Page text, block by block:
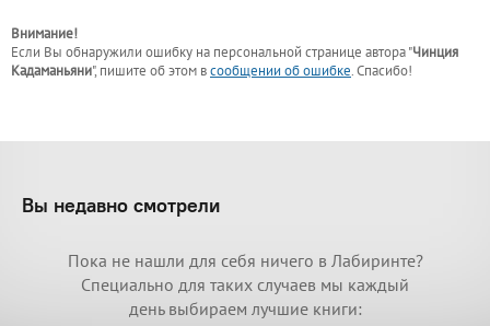
Внимание!
Если Вы обнаружили ошибку на персональной странице автора "Чинция
Кадаманьяни", пишите об этом всообщении об ошибке. Спасибо!
Вы недавно смотрели
Пока не нашли для себя ничего в Лабиринте?
Специально для таких случаев мы каждый
день выбираем лучшие книги: